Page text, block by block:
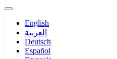
English
العربية
Deutsch
Español